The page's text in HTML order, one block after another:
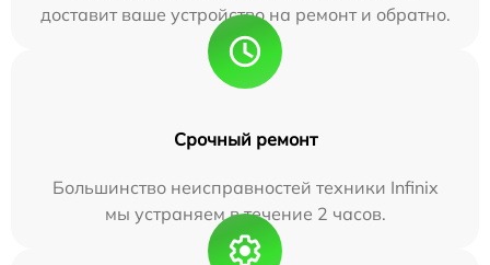
доставит ваше устройство на ремонт и обратно.
Срочный ремонт
Большинство неисправностей техники Infinix
мы устраняем в течение 2 часов.